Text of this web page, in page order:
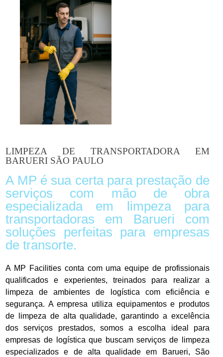
LIMPEZA DE TRANSPORTADORA EM
BARUERI SÃO PAULO
A MP é sua certa para prestação de
serviços com mão de obra
especializada em limpeza para
transportadoras em Barueri com
soluções perfeitas para empresas
de transorte.
A MP Facilities conta com uma equipe de profissionais
qualificados e experientes, treinados para realizar a
limpeza de ambientes de logística com eficiência e
segurança. A empresa utiliza equipamentos e produtos
de limpeza de alta qualidade, garantindo a excelência
dos serviços prestados, somos a escolha ideal para
empresas de logística que buscam serviços de limpeza
especializados e de alta qualidade em Barueri, São